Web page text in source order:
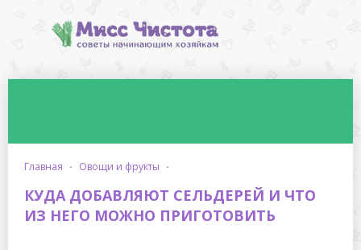
главная · овощи и фрукты ·
КУДА ДОБАВЛЯЮТ СЕЛЬДЕРЕЙ И ЧТО
ИЗ НЕГО МОЖНО ПРИГОТОВИТЬ